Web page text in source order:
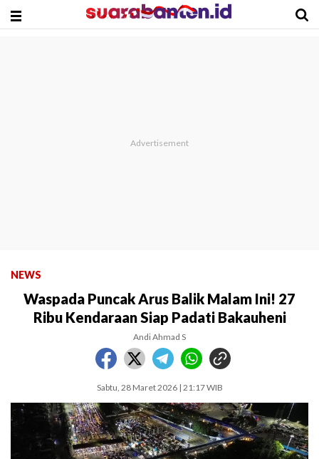
NEWS
Waspada Puncak Arus Balik Malam Ini! 27
Ribu Kendaraan Siap Padati Bakauheni
Andi Ahmad S
Sabtu, 28 Maret 2026 | 21:17 WIB